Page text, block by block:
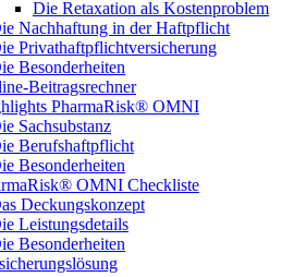
Die Retaxation als Kostenproblem
Nachhaftung in der Haftpflicht
Privathaftpflichtversicherung
Besonderheiten
Beitragsrechner
PharmaRisk® OMNI
Sachsubstanz
Berufshaftpflicht
Besonderheiten
OMNI Checkliste
Deckungskonzept
Leistungsdetails
Besonderheiten